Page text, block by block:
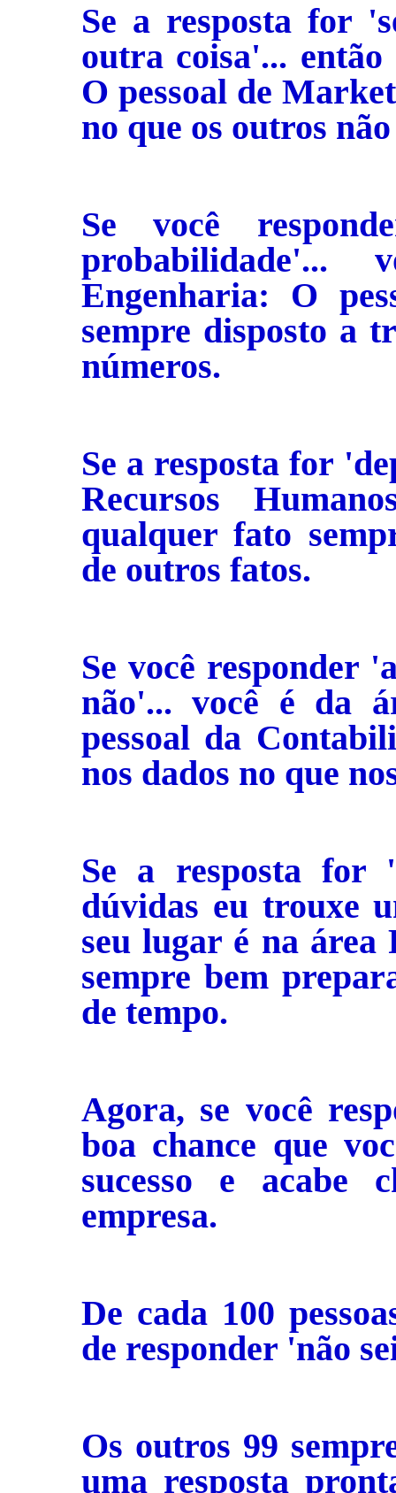
Se a resposta for
outra coisa'...
O pessoal de
no que os outros
Se você
Engenharia: O
sempre disposto a
números.
Se a resposta for
Recursos
qualquer fato
de outros fatos.
Se você responder
não'... você é da
pessoal da
nos dados no que
Se a resposta for
dúvidas eu trouxe
seu lugar é na área
sempre bem
de tempo.
Agora, se você
boa chance que
sucesso e acabe
empresa.
De cada 100
de responder 'não
Os outros 99
uma resposta